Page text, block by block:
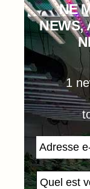
NE
NEWS,
1